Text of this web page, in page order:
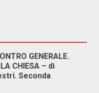
GENERALE.
CHIESA – di
Seconda